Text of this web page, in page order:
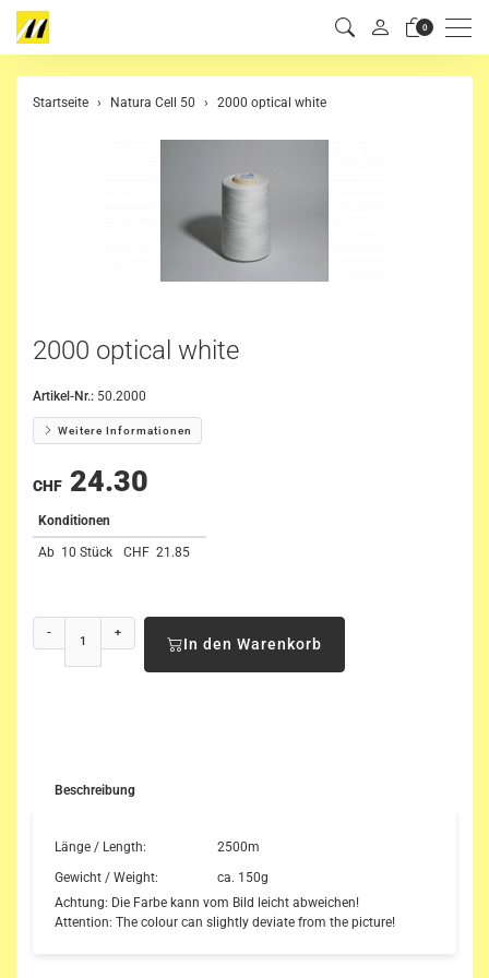
0 Menu
Startseite Natura Cell 50 2000 optical white
2000 optical white
Artikel-Nr.: 50.2000
Weitere Informationen
CHF 24.30
Konditionen
Ab 10 Stück CHF 21.85
- +
In den Warenkorb
Beschreibung
Länge / Length:
2500m
Gewicht / Weight:
ca. 150g
Achtung: Die Farbe kann vom Bild leicht abweichen!
Attention: The colour can slightly deviate from the picture!